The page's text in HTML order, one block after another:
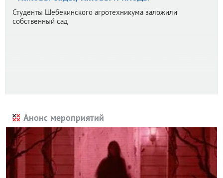
Студенты Шебекинского агротехникума заложили
собственный сад
Анонс мероприятий